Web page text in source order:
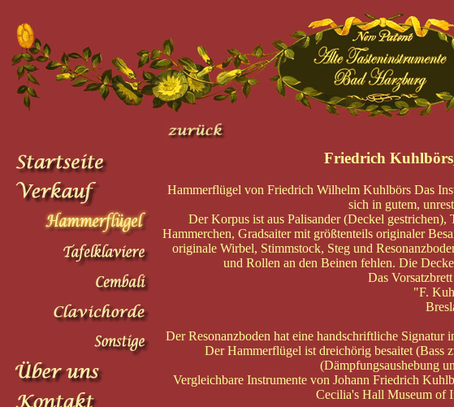
Friedrich
Hammerflügel von Friedrich Wilhelm Kuhlbörs Das
sich in gutem,
Der Korpus ist aus Palisander (Deckel gestrichen),
Hammerchen, Gradsaiter mit größtenteils originaler
originale Wirbel, Stimmstock, Steg und
und Rollen an den Beinen fehlen. Die
Das
"F.
Der Resonanzboden hat eine handschriftliche Signatur
Der Hammerflügel ist dreichörig besaitet (Bass
(Dämpfungsaushebung
Vergleichbare Instrumente von Johann Friedrich
Cecilia's Hall Museum of